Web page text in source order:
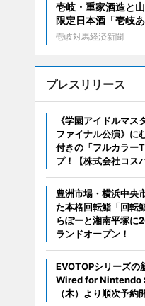
壱岐・重家酒造と
限定日本酒「壱岐
壱岐対馬経済新聞
プレスリリース
《学園アイドルマ
ファイナル公演》に
付きの「フルカラー
プ！【株式会社コスパ
豊洲市場・横浜中央
た本格回転鮨「回転
らぽーと湘南平塚
ランドオープン！
EVOTOPシリーズの
Wired for Nintendo
（木）より順次予約